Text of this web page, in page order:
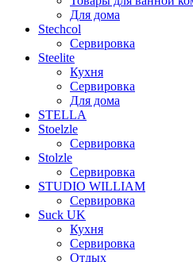
Для дома
Stechcol
Сервировка
Steelite
Кухня
Сервировка
Для дома
STELLA
Stoelzle
Сервировка
Stolzle
Сервировка
STUDIO WILLIAM
Сервировка
Suck UK
Кухня
Сервировка
Отдых